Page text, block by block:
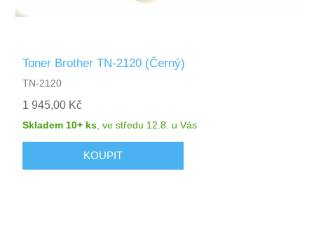
Toner Brother TN-2120 (Černý)
TN-2120
1 945,00 Kč
Skladem 10+ ks ,ve středu 12.8. u Vás